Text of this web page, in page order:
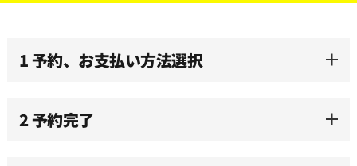
1 予約、お支払い方法選択
2 予約完了